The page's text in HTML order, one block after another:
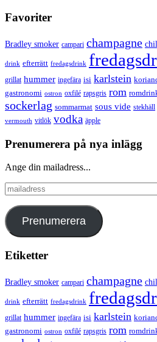
Favoriter
Bradley smoker campari champagne
drink efterrätt fredagsdrink
grillat hummer ingefära isi karlstein
gastronomi ostron oxfilé rapsgris rom
sockerlag sommarmat sous vide stekhäll
vermouth vitlök vodka äpple
Prenumerera på nya inlägg
Ange din mailadress...
mailadress
Prenumerera
Etiketter
Bradley smoker campari champagne
drink efterrätt fredagsdrink
grillat hummer ingefära isi karlstein
gastronomi ostron oxfilé rapsgris rom